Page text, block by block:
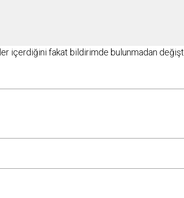
içerdiğini fakat bildirimde bulunmadan